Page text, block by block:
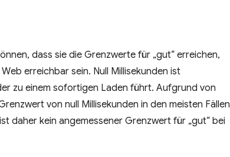
dass sie die Grenzwerte für „gut“ erreichen,
erreichbar sein. Null Millisekunden ist
zu einem sofortigen Laden führt. Aufgrund von
von null Millisekunden in den meisten Fällen
daher kein angemessener Grenzwert für „gut“ bei